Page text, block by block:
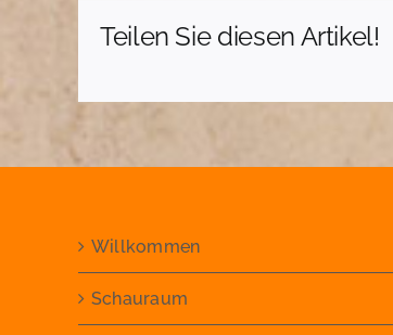
Teilen Sie diesen Artikel!
Willkommen
Schauraum